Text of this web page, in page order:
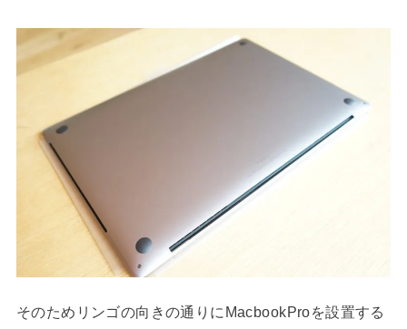
そのためリンゴの向きの通りにMacbookProを設置する